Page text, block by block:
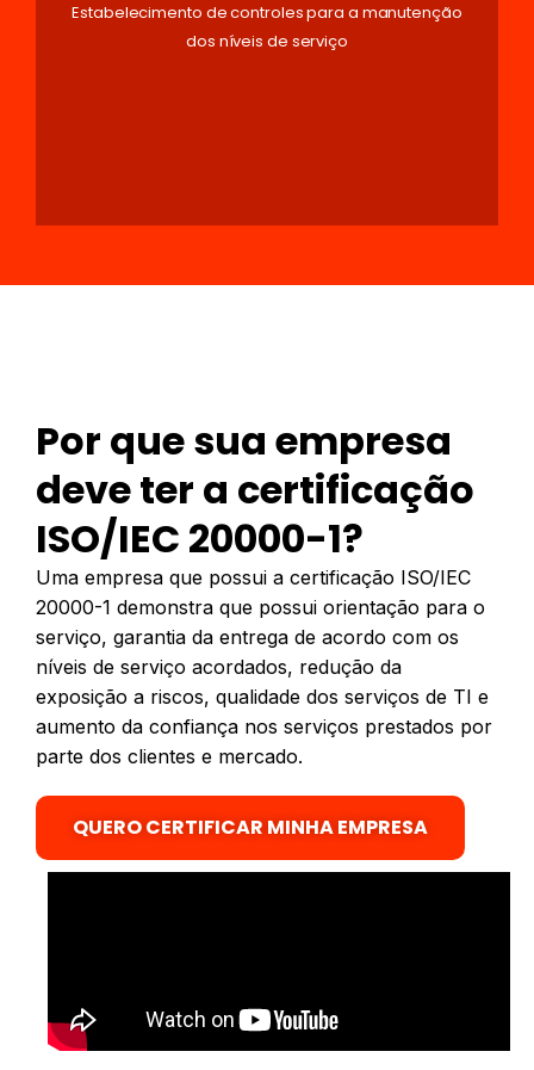
Estabelecimento de controles para a manutenção
dos níveis de serviço
Por que sua empresa
deve ter a certificação
ISO/IEC 20000-1?
Uma empresa que possui a certificação ISO/IEC
20000-1 demonstra que possui orientação para o
serviço, garantia da entrega de acordo com os
níveis de serviço acordados, redução da
exposição a riscos, qualidade dos serviços de TI e
aumento da confiança nos serviços prestados por
parte dos clientes e mercado.
QUERO CERTIFICAR MINHA EMPRESA